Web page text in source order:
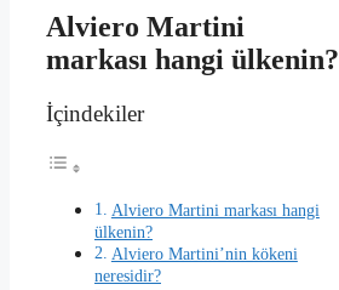
Alviero Martini
markası hangi ülkenin?
İçindekiler
Alviero Martini markası hangi
ülkenin?
Alviero Martini’nin kökeni
neresidir?